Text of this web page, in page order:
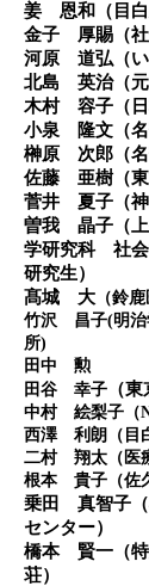
姜 恩和（目白
金子 厚賜（社
河原 道弘（い
北島 英治（元
木村 容子（日
小泉 隆文（名
榊原 次郎（名
佐藤 亜樹（東
菅井 夏子（神
曽我 晶子（
学研究科 社
研究生）
髙城 大 （鈴
竹沢 昌子(明治
所)
​田中 勲
田谷 幸子 （
中村 絵梨子（
西澤 利朗（目
二村 翔太（医
根本 貴子（佐
乗田 真智子（
センター）
橋本 賢一（特
荘）